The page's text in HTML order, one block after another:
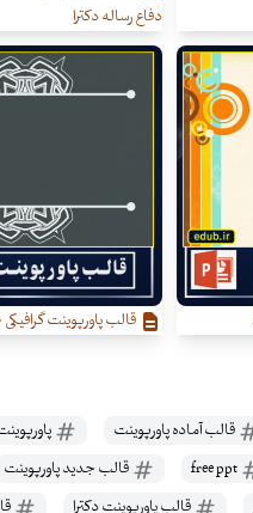
دفاع رساله دکترا
قالب پاورپوینت
قالب آماده پاورپوینت
قالب جدید پاورپوینت
قالب پاورپوینت دکترا